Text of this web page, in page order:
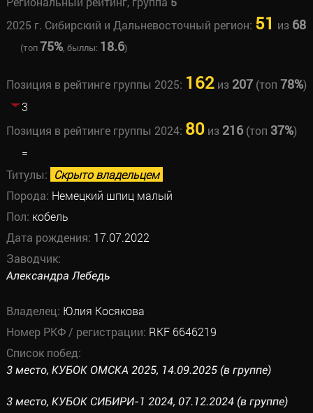
2025 г. Сибирский и Дальневосточный регион: 51 из 68
(топ75%, быллы: 18.6)
Позиция в рейтинге группы 2025: 162из 207(топ 78%)
3
Позиция в рейтинге группы 2024: 80из 216(топ 37%)
=
Титулы: Скрыто владельцем
Порода: Немецкий шпиц малый
Пол: кобель
Дата рождения: 17.07.2022
Заводчик:
Александра Лебедь
Владелец: Юлия Косякова
Номер РКФ / регистрации: RKF 6646219
Список побед:
3 место, КУБОК ОМСКА 2025, 14.09.2025 (в группе)
3 место, КУБОК СИБИРИ-1 2024, 07.12.2024 (в группе)